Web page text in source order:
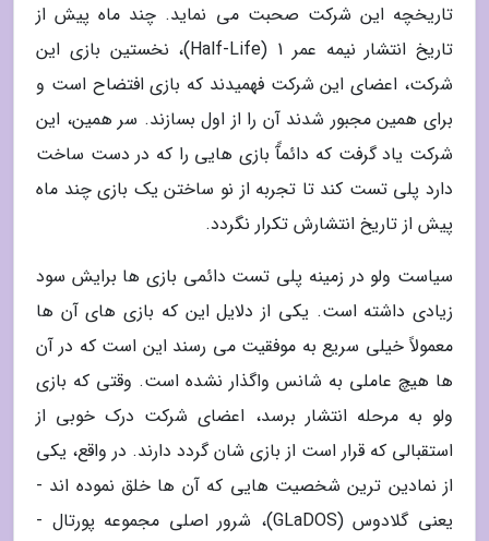
تاریخچه این شرکت صحبت می نماید. چند ماه پیش از
تاریخ انتشار نیمه عمر 1 (Half-Life)، نخستین بازی این
شرکت، اعضای این شرکت فهمیدند که بازی افتضاح است و
برای همین مجبور شدند آن را از اول بسازند. سر همین، این
شرکت یاد گرفت که دائمآً بازی هایی را که در دست ساخت
دارد پلی تست کند تا تجربه از نو ساختن یک بازی چند ماه
پیش از تاریخ انتشارش تکرار نگردد.
سیاست ولو در زمینه پلی تست دائمی بازی ها برایش سود
زیادی داشته است. یکی از دلایل این که بازی های آن ها
معمولاً خیلی سریع به موفقیت می رسند این است که در آن
ها هیچ عاملی به شانس واگذار نشده است. وقتی که بازی
ولو به مرحله انتشار برسد، اعضای شرکت درک خوبی از
استقبالی که قرار است از بازی شان گردد دارند. در واقع، یکی
از نمادین ترین شخصیت هایی که آن ها خلق نموده اند -
یعنی گلادوس (GLaDOS)، شرور اصلی مجموعه پورتال -